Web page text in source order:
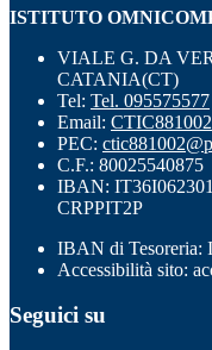
ISTITUTO
VIALE G. DA
CATANIA(CT)
Tel: Tel. 095575577
Email:
PEC:
C.F.: 80025540875
IBAN:
CRPPIT2P
IBAN di Tesoreria:
Accessibilità sito:
Seguici su